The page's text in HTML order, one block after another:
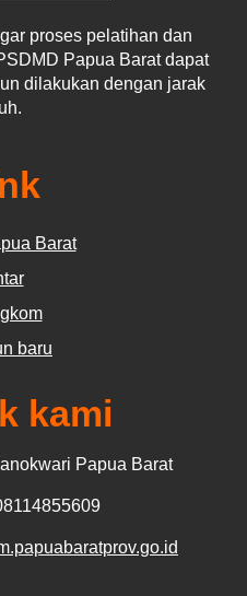
proses pelatihan dan
Papua Barat dapat
dilakukan dengan jarak
Barat
baru
kami
Papua Barat